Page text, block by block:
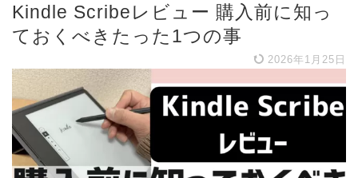
Kindle Scribeレビュー 購入前に知っ
ておくべきたった1つの事
2026年1月25日